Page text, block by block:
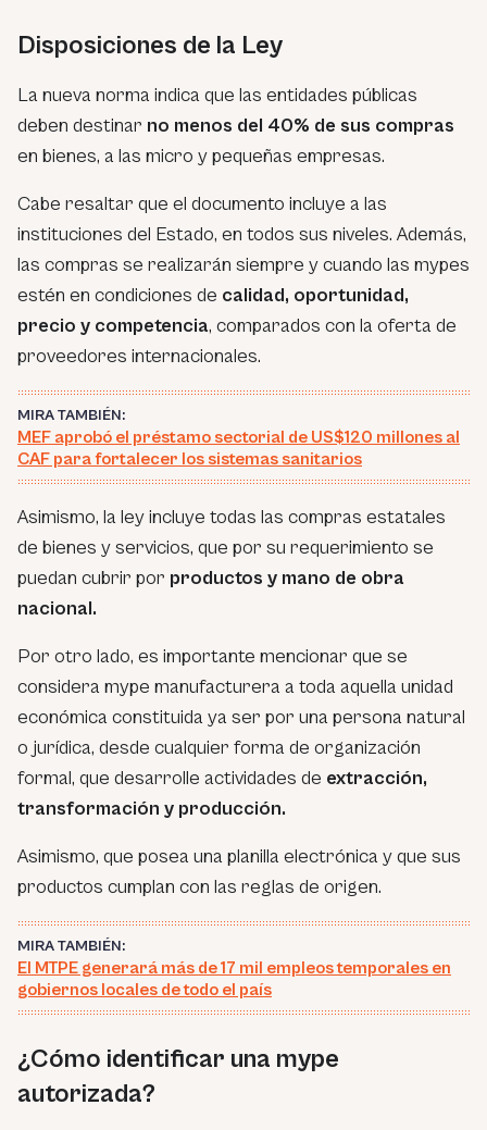
Disposiciones de la Ley
La nueva norma indica que las entidades públicas
deben destinar no menos del 40% de sus compras
en bienes, a las micro y pequeñas empresas.
Cabe resaltar que el documento incluye a las
instituciones del Estado, en todos sus niveles. Además,
las compras se realizarán siempre y cuando las mypes
estén en condiciones de calidad, oportunidad,
precio y competencia, comparados con la oferta de
proveedores internacionales.
MIRA TAMBIÉN:
MEF aprobó el préstamo sectorial de US$120 millones al
CAF para fortalecer los sistemas sanitarios
Asimismo, la ley incluye todas las compras estatales
de bienes y servicios, que por su requerimiento se
puedan cubrir por productos y mano de obra
nacional.
Por otro lado, es importante mencionar que se
considera mype manufacturera a toda aquella unidad
económica constituida ya ser por una persona natural
o jurídica, desde cualquier forma de organización
formal, que desarrolle actividades de extracción,
transformación y producción.
Asimismo, que posea una planilla electrónica y que sus
productos cumplan con las reglas de origen.
MIRA TAMBIÉN:
El MTPE generará más de 17 mil empleos temporales en
gobiernos locales de todo el país
¿Cómo identificar una mype
autorizada?